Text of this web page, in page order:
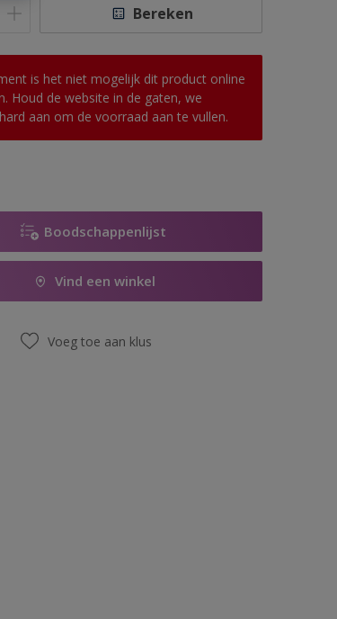
Bereken
is het niet mogelijk dit product online
Houd de website in de gaten, we
aan om de voorraad aan te vullen.
Boodschappenlijst
Vind een winkel
Voeg toe aan klus